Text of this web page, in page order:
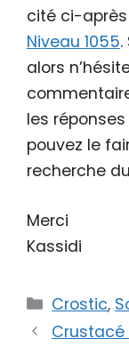
cité ci-après
Niveau 1055
alors
les
pouvez le
recherche
Merci
Kassidi
Crostic,